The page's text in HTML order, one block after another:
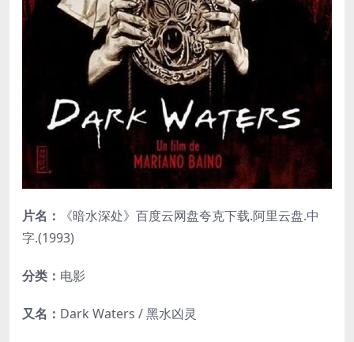
片名：
《暗水深处》百度云网盘夸克下载.阿里云盘.中
字.(1993)
分类： 电影
又名： Dark Waters / 黑水凶灵